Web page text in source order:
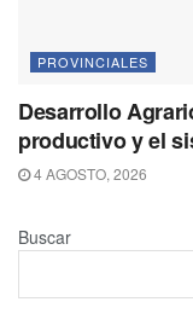
PROVINCIALES
Desarrollo
productivo y el
4 AGOSTO, 2026
Buscar